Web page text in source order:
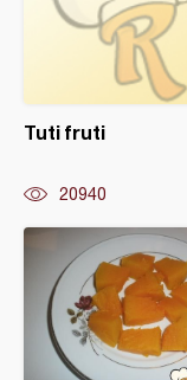
Tuti fruti
20940